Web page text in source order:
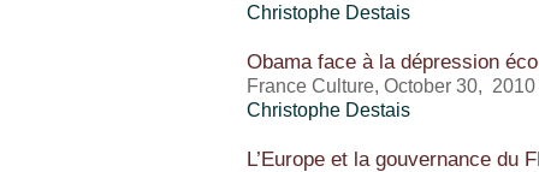
Christophe Destais
Obama face à la dépression
France Culture, October 30, 2010
Christophe Destais
L’Europe et la gouvernance du